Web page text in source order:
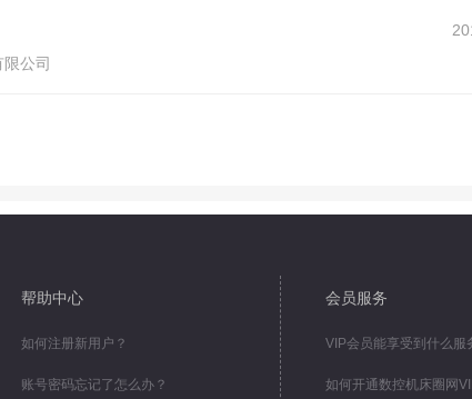
公司
帮助中心
如何注册新用户？
账号密码忘记了怎么办？
会员服务
VIP会员能享受到什么服
如何开通数控机床圈网